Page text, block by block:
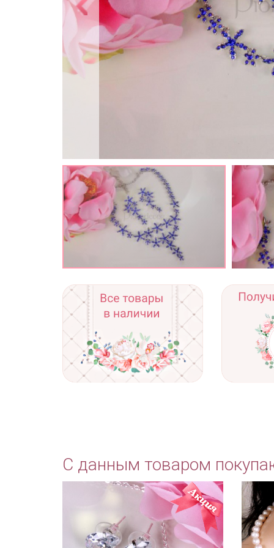
С данным товаром